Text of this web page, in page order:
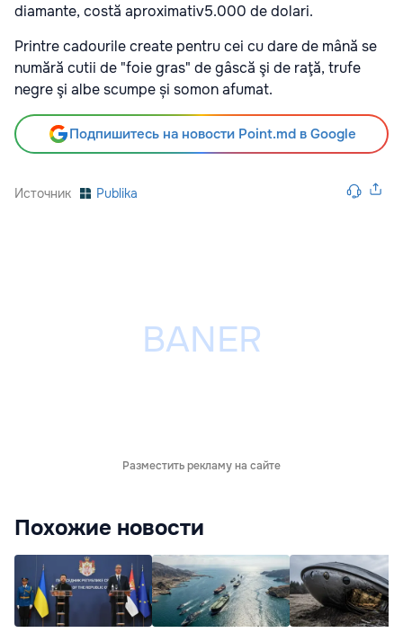
diamante, costă aproximativ5.000 de dolari.
Printre cadourile create pentru cei cu dare de mână se
numără cutii de "foie gras" de gâscă şi de raţă, trufe
negre şi albe scumpe și somon afumat.
Подпишитесь на новости Point.md в Google
Источник Publika
Разместить рекламу на сайте
Похожие новости